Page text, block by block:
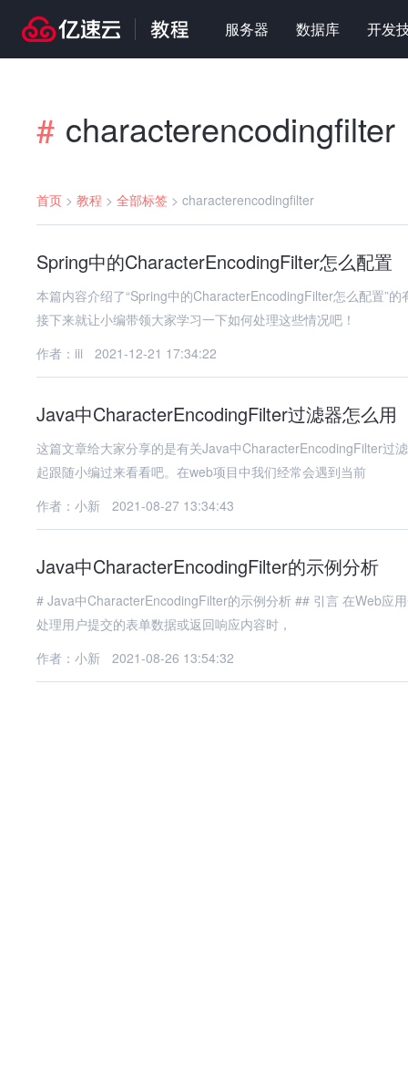
服务器 数据库 开发
# characterencodingfilter
首页 > 教程 > 全部标签 > characterencodingfilter
Spring中的CharacterEncodingFilter怎么配置
本篇内容介绍了“Spring中的CharacterEncodingFilter怎么配置”
接下来就让小编带领大家学习一下如何处理这些情况吧！
作者：iii
2021-12-21 17:34:22
Java中CharacterEncodingFilter过滤器怎么用
这篇文章给大家分享的是有关Java中CharacterEncodingFilter过
起跟随小编过来看看吧。在web项目中我们经常会遇到当前
作者：小新
2021-08-27 13:34:43
Java中CharacterEncodingFilter的示例分析
# Java中CharacterEncodingFilter的示例分析 ## 引言 在Web应用开发中，字符编码问题一直是开发者需要面对的重要挑战。特别是在
处理用户提交的表单数据或返回响应内容时，
作者：小新
2021-08-26 13:54:32